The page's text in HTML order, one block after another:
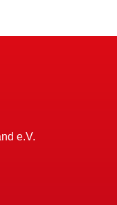
e.V.